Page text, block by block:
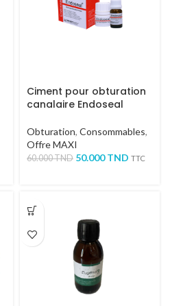
Ciment pour obturation
canalaire Endoseal
Obturation, Consommables,
Offre MAXI
60.000TND 50.000TND TTC